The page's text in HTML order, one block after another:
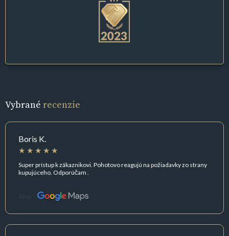
Vybrané recenzie
Boris K.
Super prístup k zákaznikovi. Pohotovo reagujú na požiadavky zo strany
kupujúceho. Odporúčam .
Zdroj: